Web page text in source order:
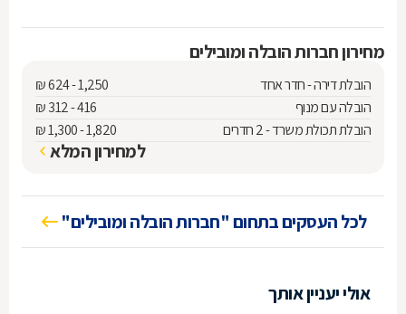
מחירון חברות הובלה ומובילים
הובלת דירה - חדר אחד
₪ 624 - 1,250
הובלה עם מנוף
₪ 312 - 416
הובלת תכולת משרד - 2 חדרים
₪ 1,300 - 1,820
למחירון המלא
לכל העסקים בתחום "חברות הובלה ומובילים"
אולי יעניין אותך